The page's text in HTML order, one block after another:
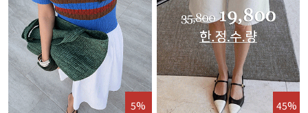
5% 45%